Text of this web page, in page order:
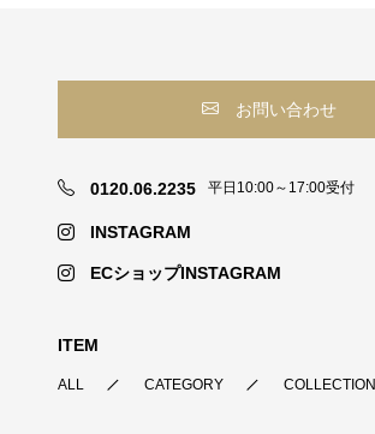
お問い合わせ
0120.06.2235 平日10:00～17:00受付
INSTAGRAM
ECショップINSTAGRAM
ITEM
ALL CATEGORY COLLECTION